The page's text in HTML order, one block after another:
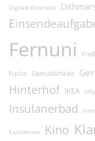
Digitale Diversität
Fernuni
Fuchs Gemüslichkeit
Hinterhof IKEA
Insulanerbad
Kamillentee Kino